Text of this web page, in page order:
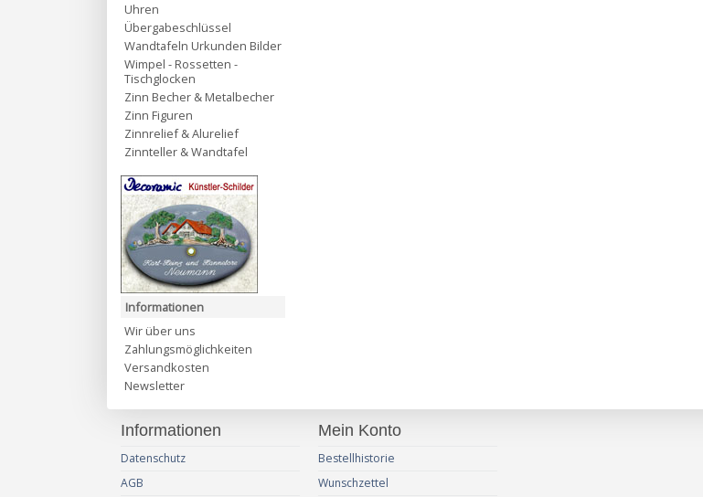
Uhren
Übergabeschlüssel
Wandtafeln Urkunden Bilder
Wimpel - Rossetten -
Tischglocken
Zinn Becher & Metalbecher
Zinn Figuren
Zinnrelief & Alurelief
Zinnteller & Wandtafel
Informationen
Wir über uns
Zahlungsmöglichkeiten
Versandkosten
Newsletter
Informationen
Datenschutz
AGB
Mein Konto
Bestellhistorie
Wunschzettel